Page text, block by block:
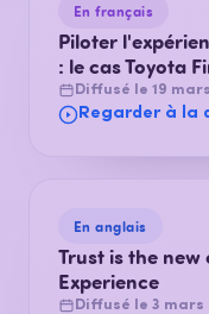
En français
Piloter
: le cas Toyota
Diffusé le 19
Regarder à la
En anglais
Trust is the
Experience
Diffusé le 3 mars